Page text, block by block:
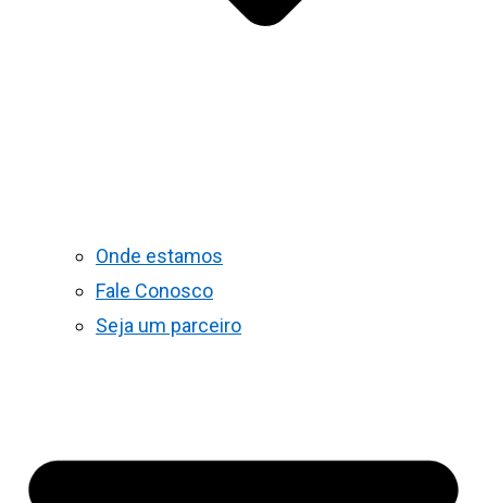
Onde estamos
Fale Conosco
Seja um parceiro